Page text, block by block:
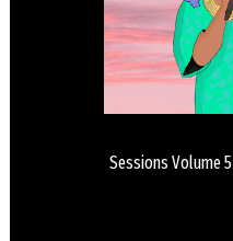
Sessions Volume 5